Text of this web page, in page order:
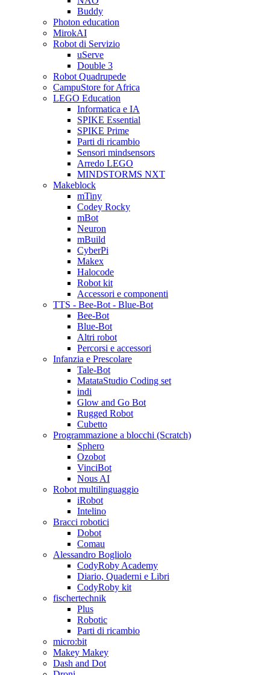
Buddy
Photon education
MirokAI
Robot di Servizio
uServe
Double 3
Robot Quadrupede
CampuStore for Africa
LEGO Education
Informatica e IA
SPIKE Essential
SPIKE Prime
Parti di ricambio
Sensori mindsensors
Arredo LEGO
MINDSTORMS NXT
Makeblock
mTiny
Codey Rocky
mBot
Neuron
mBuild
CyberPi
Makex
Halocode
Robot kit
Accessori e componenti
TTS - Bee-Bot - Blue-Bot
Bee-Bot
Blue-Bot
Altri robot
Percorsi e accessori
Infanzia e Prescolare
Tale-Bot
MatataStudio Coding set
indi
Glow and Go Bot
Rugged Robot
Cubetto
Programmazione a blocchi (Scratch)
Sphero
Ozobot
VinciBot
Nous AI
Robot multilinguaggio
iRobot
Intelino
Bracci robotici
Dobot
Comau
Alessandro Bogliolo
CodyRoby Academy
Diario, Quaderni e Libri
CodyRoby kit
fischertechnik
Plus
Robotic
Parti di ricambio
micro:bit
Makey Makey
Dash and Dot